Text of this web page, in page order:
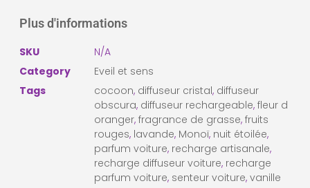
Plus d'informations
SKU
N/A
Category
Eveil et sens
Tags
cocoon, diffuseur cristal, diffuseur
obscura, diffuseur rechargeable, fleur d
oranger, fragrance de grasse, fruits
rouges, lavande, Monoï, nuit étoilée,
parfum voiture, recharge artisanale,
recharge diffuseur voiture, recharge
parfum voiture, senteur voiture, vanille